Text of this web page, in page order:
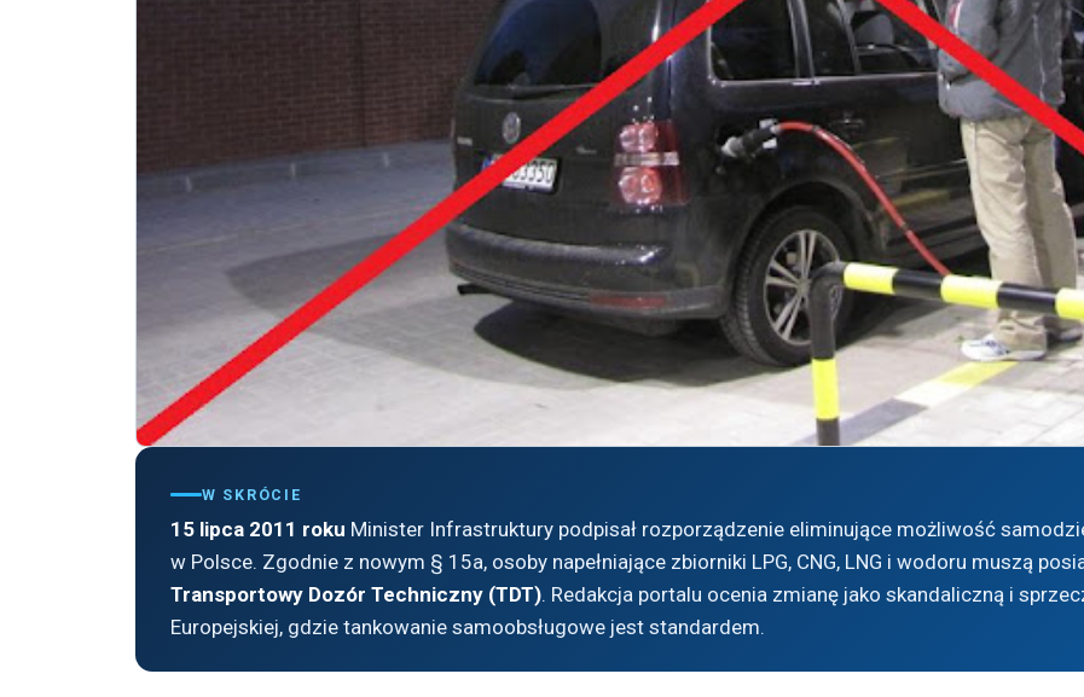
W SKRÓCIE
15 lipca 2011 roku Minister Infrastruktury podpisał rozporządzenie eliminujące możliwość
w Polsce. Zgodnie z nowym § 15a, osoby napełniające zbiorniki LPG, CNG, LNG i wodoru muszą
Transportowy Dozór Techniczny (TDT). Redakcja portalu ocenia zmianę jako skandaliczną i
Europejskiej, gdzie tankowanie samoobsługowe jest standardem.